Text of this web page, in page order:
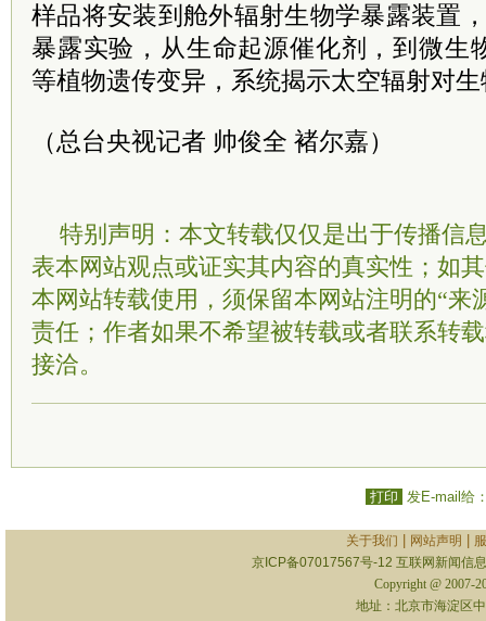
样品将安装到舱外辐射生物学暴露装置
暴露实验，从生命起源催化剂，到微生
等植物遗传变异，系统揭示太空辐射对
（总台央视记者 帅俊全 褚尔嘉）
特别声明：本文转载仅仅是出于传播信
表本网站观点或证实其内容的真实性；如
本网站转载使用，须保留本网站注明的“来
责任；作者如果不希望被转载或者联系转
接洽。
打印 发E-mail给
关于我们 网站声明
京ICP备07017567号-12 互联网新闻信
Copyright @ 2007-
地址：北京市海淀区